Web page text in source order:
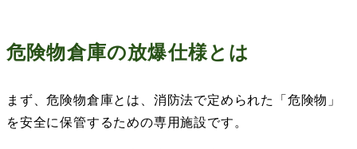
危険物倉庫の放爆仕様とは
まず、危険物倉庫とは、消防法で定められた「危険物」
を安全に保管するための専用施設です。